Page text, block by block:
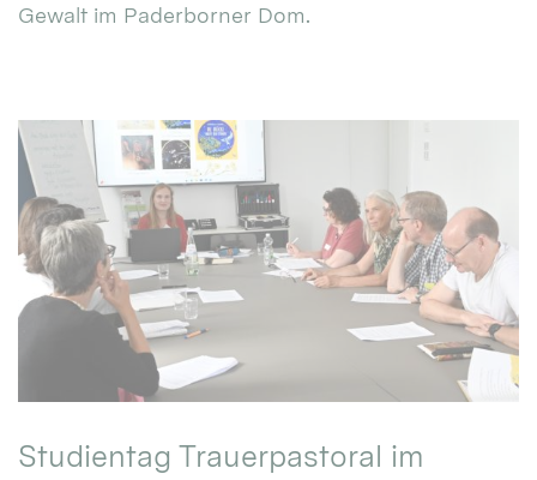
Gewalt im Paderborner Dom.
Studientag Trauerpastoral im